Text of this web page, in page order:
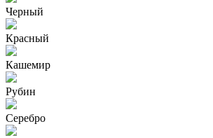
Черный
Красный
Кашемир
Рубин
Серебро